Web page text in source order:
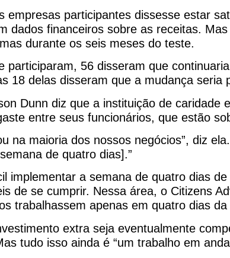
empresas participantes dissesse estar
dados financeiros sobre as receitas.
durante os seis meses do teste.
participaram, 56 disseram que
18 delas disseram que a mudança seria
Dunn diz que a instituição de
entre seus funcionários, que estão
na maioria dos nossos negócios”, diz
de quatro dias].”
implementar a semana de quatro dias
de se cumprir. Nessa área, o Citizens
trabalhassem apenas em quatro dias da
extra seja eventualmente
tudo isso ainda é “um trabalho em